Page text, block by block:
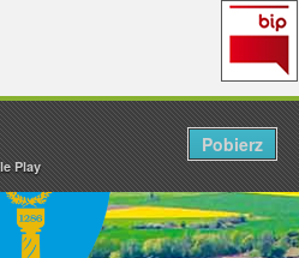
Play
Pobierz